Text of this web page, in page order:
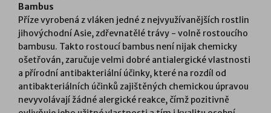
Bambus
Příze vyrobená z vláken jedné z nejvyužívanějších rostlin
jihovýchodní Asie, zdřevnatělé trávy - volně rostoucího
bambusu. Takto rostoucí bambus není nijak chemicky
ošetřován, zaručuje velmi dobré antialergické vlastnosti
a přírodní antibakteriální účinky, které na rozdíl od
antibakteriálních účinků zajištěných chemickou úpravou
nevyvolávají žádné alergické reakce, čímž pozitivně